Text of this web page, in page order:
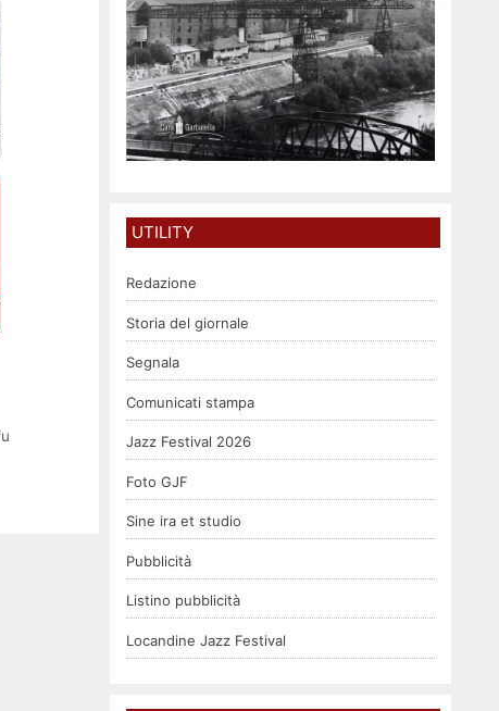
UTILITY
Redazione
Storia del giornale
Segnala
Comunicati stampa
Jazz Festival 2026
Foto GJF
Sine ira et studio
Pubblicità
Listino pubblicità
Locandine Jazz Festival